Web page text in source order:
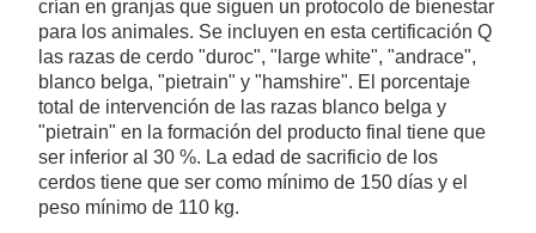
crían en granjas que siguen un protocolo de bienestar
para los animales. Se incluyen en esta certificación Q
las razas de cerdo "duroc", "large white", "andrace",
blanco belga, "pietrain" y "hamshire". El porcentaje
total de intervención de las razas blanco belga y
"pietrain" en la formación del producto final tiene que
ser inferior al 30 %. La edad de sacrificio de los
cerdos tiene que ser como mínimo de 150 días y el
peso mínimo de 110 kg.